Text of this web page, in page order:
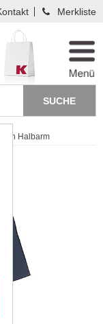
Merkliste
Halbarm